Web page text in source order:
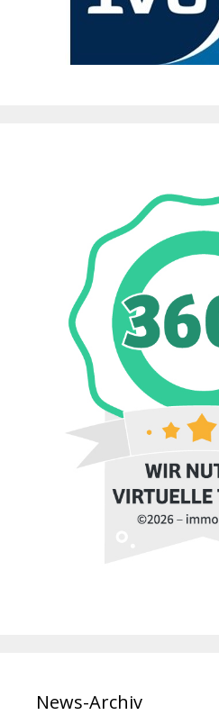
News-Archiv